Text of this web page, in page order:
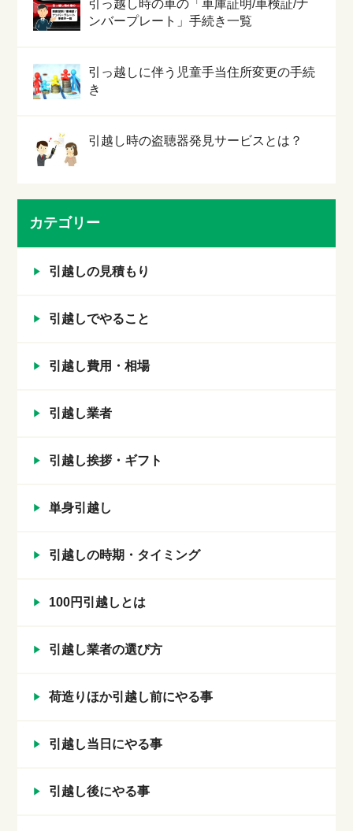
引っ越し時の車の「車庫証明/車検証/ナ
ンバープレート」手続き一覧
引っ越しに伴う児童手当住所変更の手続
き
引越し時の盗聴器発見サービスとは？
カテゴリー
引越しの見積もり
引越しでやること
引越し費用・相場
引越し業者
引越し挨拶・ギフト
単身引越し
引越しの時期・タイミング
100円引越しとは
引越し業者の選び方
荷造りほか引越し前にやる事
引越し当日にやる事
引越し後にやる事